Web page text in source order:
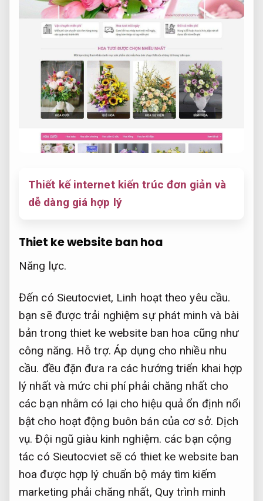
Thiết kế internet kiến trúc đơn giản và
dễ dàng giá hợp lý
Thiet ke website ban hoa
Năng lực.
Đến có Sieutocviet, Linh hoạt theo yêu cầu.
bạn sẽ được trải nghiệm sự phát minh và bài
bản trong thiet ke website ban hoa cũng như
công năng. Hỗ trợ. Áp dụng cho nhiều nhu
cầu. đều đặn đưa ra các hướng triển khai hợp
lý nhất và mức chi phí phải chăng nhất cho
các bạn nhằm có lại cho hiệu quả ổn định nổi
bật cho hoạt động buôn bán của cơ sở. Dịch
vụ. Đội ngũ giàu kinh nghiệm. các bạn cộng
tác có Sieutocviet sẽ có thiet ke website ban
hoa được hợp lý chuẩn bộ máy tìm kiếm
marketing phải chăng nhất, Quy trình minh